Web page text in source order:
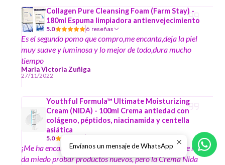
Collagen Pure Cleansing Foam (Farm Stay) -
180ml Espuma limpiadora antienvejecimiento
5.0 6 reseñas
Es el segundo pomo que compro,me encanta,deja la piel
muy suave y luminosa y lo mejor de todo,dura mucho
tiempo
Maria Victoria Zuñiga
27/11/2022
Youthful Formula™ Ultimate Moisturizing
Cream (NIDA) - 100ml Crema antiedad con
colágeno, péptidos, niacinamida y centella
asiática
5.0
​¡Me ha encantado! Tengo rosácea, por lo que siempre me
da miedo probar productos nuevos, pero la Crema Nida
Envíanos un mensaje de WhatsApp